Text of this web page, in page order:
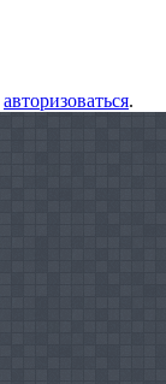
авторизоваться.